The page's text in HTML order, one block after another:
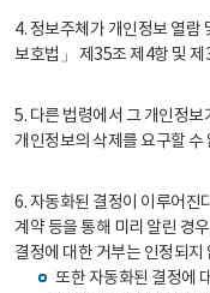
4. 정보주체가 개인정보 열람
보호법」 제35조 제4항 및
5. 다른 법령에서 그 개인정
개인정보의 삭제를 요구할 수
6. 자동화된 결정이 이루어진
계약 등을 통해 미리 알린 경
결정에 대한 거부는 인정되
또한 자동화된 결정에